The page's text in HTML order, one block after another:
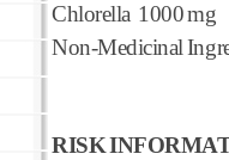
Chlorella 1000 mg
Non-Medicinal
RISK